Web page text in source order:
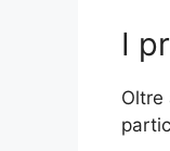
I
Oltre